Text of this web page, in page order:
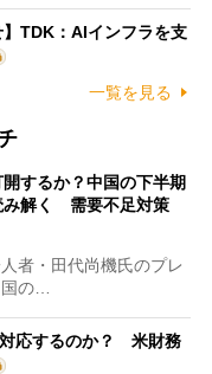
】TDK：AIインフラを支
一覧を見る
するか？中国の下半期
み解く 需要不足対策
者・田代尚機氏のプレ
の…
応するのか？ 米財務